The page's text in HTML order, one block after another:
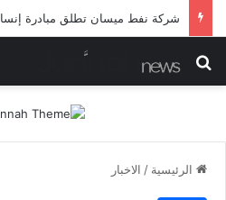
بحث عن
الرئيسية / الاخبار